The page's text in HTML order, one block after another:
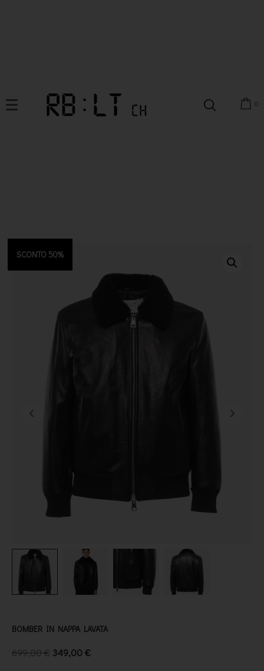
0
SCONTO 50%
BOMBER IN NAPPA LAVATA
699,00€ 349,00€